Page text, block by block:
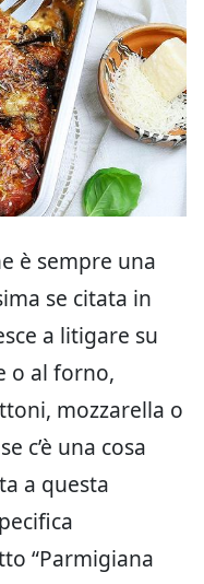
è sempre una
se citata in
a litigare su
o al forno,
mozzarella o
c’è una cosa
a questa
“Parmigiana